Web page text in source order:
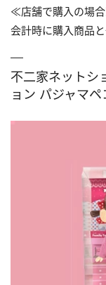
≪店舗で購入の場
会計時に購入商品と
不二家ネットシ
ョン パジャマ